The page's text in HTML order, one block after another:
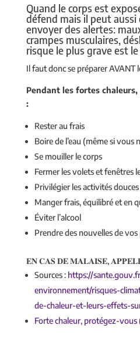
Quand le corps est
défend mais il peut
envoyer des alertes:
crampes musculaires,
risque le plus grave est
Il faut donc se préparer AVANT
Pendant les fortes
:
Rester au frais
Boire de l’eau (même si vous
⁠Se mouiller le corps
⁠Fermer les volets et fenêtres
⁠Privilégier les activités
Manger frais, équilibré et en
Éviter l’alcool
⁠Prendre des nouvelles de
𝐄𝐍 𝐂𝐀𝐒 𝐃𝐄 𝐌𝐀𝐋𝐀𝐈𝐒𝐄,
Sources : https://
environnement/risques-
de-chaleur-et-leurs-effets-
Forte chaleur, protégez-vous